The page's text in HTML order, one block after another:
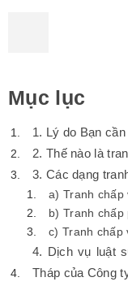
Mục lục
1. Lý do Bạn
2. Thế nào là
3. Các dạng
a) Tranh chấp
b) Tranh
c) Tranh chấp
4. Dịch vụ luật
Tháp của Công